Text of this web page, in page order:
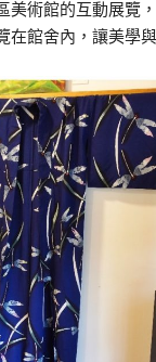
美術館的互動展覽
在館舍內，讓美學